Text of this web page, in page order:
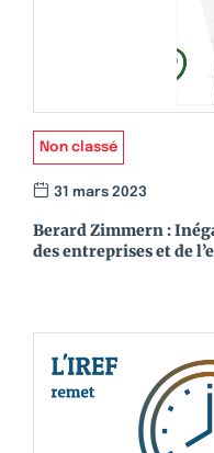
Non classé
31 mars 2023
Berard Zimmern :
des entreprises et de